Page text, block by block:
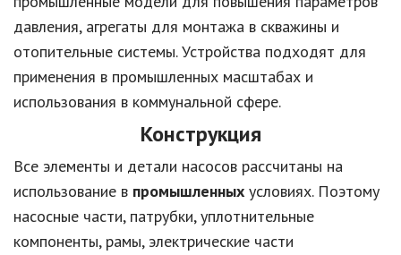
давления, агрегаты для монтажа в скважины и
отопительные системы. Устройства подходят для
применения в промышленных масштабах и
использования в коммунальной сфере.
Конструкция
Все элементы и детали насосов рассчитаны на
использование в промышленных условиях. Поэтому
насосные части, патрубки, уплотнительные
компоненты, рамы, электрические части